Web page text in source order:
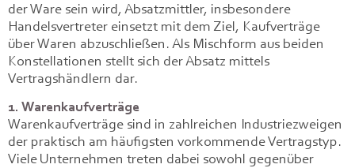
der Ware sein wird, Absatzmittler, insbesondere
Handelsvertreter einsetzt mit dem Ziel, Kaufverträge
über Waren abzuschließen. Als Mischform aus beiden
Konstellationen stellt sich der Absatz mittels
Vertragshändlern dar.
1. Warenkaufverträge
Warenkaufverträge sind in zahlreichen Industriezweigen
der praktisch am häufigsten vorkommende Vertragstyp.
Viele Unternehmen treten dabei sowohl gegenüber